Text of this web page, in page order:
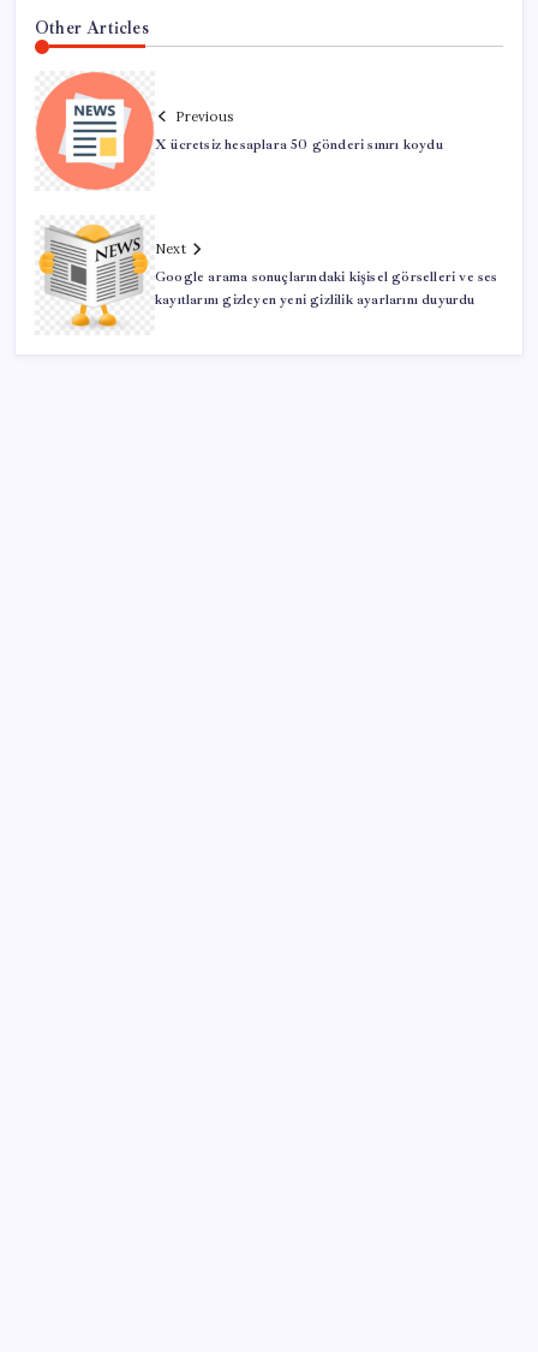
Other Articles
Previous
X ücretsiz hesaplara 50 gönderi sınırı koydu
Next
Google arama sonuçlarındaki kişisel görselleri ve ses
kayıtlarını gizleyen yeni gizlilik ayarlarını duyurdu